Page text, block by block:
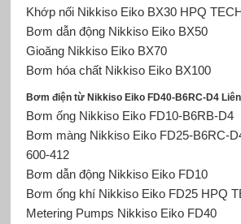
Khớp nối Nikkiso Eiko BX30 HPQ
Bơm dẫn động Nikkiso Eiko BX50
Gioăng Nikkiso Eiko BX70
Bơm hóa chất Nikkiso Eiko BX100
Bơm điện từ Nikkiso Eiko FD40-B6RC-D4
Bơm ống Nikkiso Eiko FD10-B6RB-D4
Bơm màng Nikkiso EikoFD25-B6RC-
600-412
Bơm dẫn động Nikkiso Eiko FD10
Bơm ống khí Nikkiso Eiko FD25 HPQ
Metering Pumps Nikkiso Eiko FD40